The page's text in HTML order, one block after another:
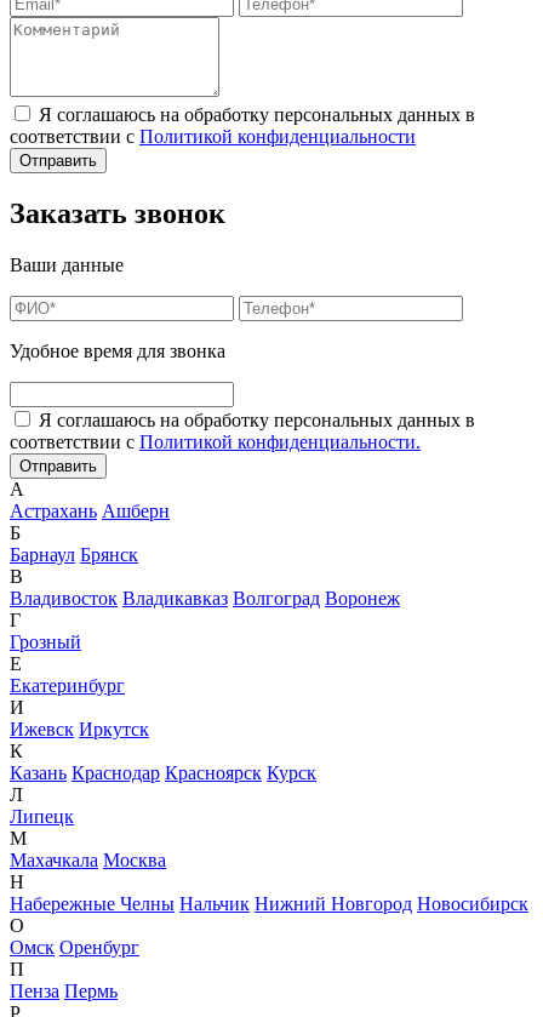
Я соглашаюсь на обработку персональных данных в
соответствии с Политикой конфиденциальности
Заказать звонок
Ваши данные
Удобное время для звонка
Я соглашаюсь на обработку персональных данных в
соответствии с Политикой конфиденциальности.
А
Астрахань Ашберн
Б
Барнаул Брянск
В
Владивосток Владикавказ Волгоград Воронеж
Г
Грозный
Е
Екатеринбург
И
Ижевск Иркутск
К
Казань Краснодар Красноярск Курск
Л
Липецк
М
Махачкала Москва
Н
Набережные Челны Нальчик Нижний Новгород Новосибирск
О
Омск Оренбург
П
Пенза Пермь